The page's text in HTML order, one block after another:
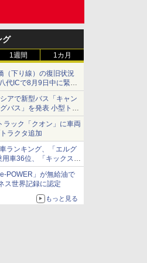
グ
1週間 1カ月
（下り線）の復旧状況
代ICで8月9日中に緊急
アで新型バス「キャン
バス」を発表 小型トラ
輸送向けバス
ラック「クオン」に車両
ラクタ追加
ランキング、「エルグ
車36位、「キックス」
POWER」が無給油で
ス世界記録に認定
もっと見る